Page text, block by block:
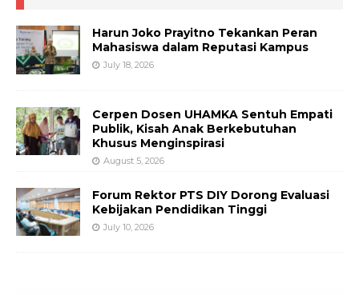
Harun Joko Prayitno Tekankan Peran
Mahasiswa dalam Reputasi Kampus
July 18, 2026
Cerpen Dosen UHAMKA Sentuh Empati
Publik, Kisah Anak Berkebutuhan
Khusus Menginspirasi
August 5, 2026
Forum Rektor PTS DIY Dorong Evaluasi
Kebijakan Pendidikan Tinggi
July 10, 2026